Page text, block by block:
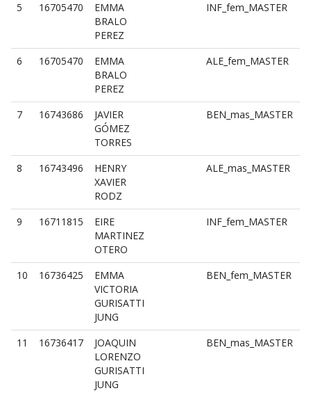
5
16705470
EMMA
BRALO
PEREZ
INF_fem_MASTER
6
16705470
EMMA
BRALO
PEREZ
ALE_fem_MASTER
7
16743686
JAVIER
GÓMEZ
TORRES
BEN_mas_MASTER
8
16743496
HENRY
XAVIER
RODZ
ALE_mas_MASTER
9
16711815
EIRE
MARTINEZ
OTERO
INF_fem_MASTER
10
16736425
EMMA
VICTORIA
GURISATTI
JUNG
BEN_fem_MASTER
11 16736417
JOAQUIN
LORENZO
GURISATTI
JUNG
BEN_mas_MASTER